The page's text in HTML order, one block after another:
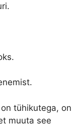
tühikutega, on
muuta see